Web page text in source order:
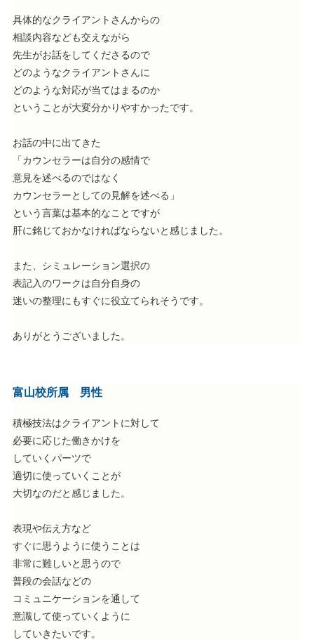
具体的なクライアントさんからの
相談内容なども交えながら
先生がお話をしてくださるので
どのようなクライアントさんに
どのような対応が当てはまるのか
ということが大変分かりやすかったです。
お話の中に出てきた
「カウンセラーは自分の感情で
意見を述べるのではなく
カウンセラーとしての見解を述べる」
という言葉は基本的なことですが
肝に銘じておかなければならないと感じました。
また、シミュレーション選択の
表記入のワークは自分自身の
迷いの整理にもすぐに役立てられそうです。
ありがとうございました。
富山校所属 男性
積極技法はクライアントに対して
必要に応じた働きかけを
していくパーツで
適切に使っていくことが
大切なのだと感じました。
表現や伝え方など
すぐに思うように使うことは
非常に難しいと思うので
普段の会話などの
コミュニケーションを通して
意識して使っていくように
していきたいです。